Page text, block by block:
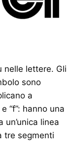
nelle lettere. Gli
sono
a
“f”: hanno una
linea
tre segmenti